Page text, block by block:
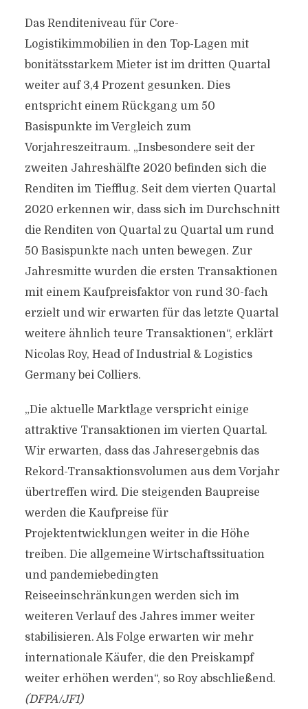
Das Renditeniveau für Core-
Logistikimmobilien in den Top-Lagen mit
bonitätsstarkem Mieter ist im dritten Quartal
weiter auf 3,4 Prozent gesunken. Dies
entspricht einem Rückgang um 50
Basispunkte im Vergleich zum
Vorjahreszeitraum. „Insbesondere seit der
zweiten Jahreshälfte 2020 befinden sich die
Renditen im Tiefflug. Seit dem vierten Quartal
2020 erkennen wir, dass sich im Durchschnitt
die Renditen von Quartal zu Quartal um rund
50 Basispunkte nach unten bewegen. Zur
Jahresmitte wurden die ersten Transaktionen
mit einem Kaufpreisfaktor von rund 30-fach
erzielt und wir erwarten für das letzte Quartal
weitere ähnlich teure Transaktionen“, erklärt
Nicolas Roy, Head of Industrial & Logistics
Germany bei Colliers.
„Die aktuelle Marktlage verspricht einige
attraktive Transaktionen im vierten Quartal.
Wir erwarten, dass das Jahresergebnis das
Rekord-Transaktionsvolumen aus dem Vorjahr
übertreffen wird. Die steigenden Baupreise
werden die Kaufpreise für
Projektentwicklungen weiter in die Höhe
treiben. Die allgemeine Wirtschaftssituation
und pandemiebedingten
Reiseeinschränkungen werden sich im
weiteren Verlauf des Jahres immer weiter
stabilisieren. Als Folge erwarten wir mehr
internationale Käufer, die den Preiskampf
weiter erhöhen werden“, so Roy abschließend.
(DFPA/JF1)